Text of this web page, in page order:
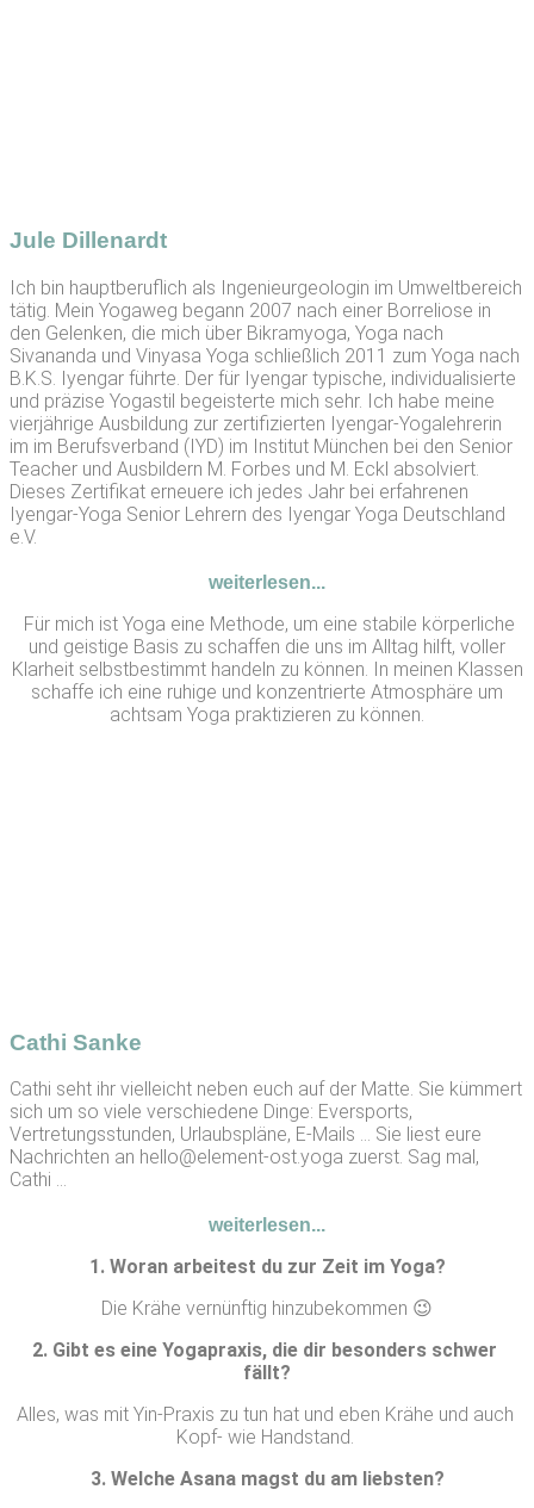
Jule Dillenardt
Ich bin hauptberuflich als Ingenieurgeologin im Umweltbereich
tätig. Mein Yogaweg begann 2007 nach einer Borreliose in
den Gelenken, die mich über Bikramyoga, Yoga nach
Sivananda und Vinyasa Yoga schließlich 2011 zum Yoga nach
B.K.S. Iyengar führte. Der für Iyengar typische, individualisierte
und präzise Yogastil begeisterte mich sehr. Ich habe meine
vierjährige Ausbildung zur zertifizierten Iyengar-Yogalehrerin
im im Berufsverband (IYD) im Institut München bei den Senior
Teacher und Ausbildern M. Forbes und M. Eckl absolviert.
Dieses Zertifikat erneuere ich jedes Jahr bei erfahrenen
Iyengar-Yoga Senior Lehrern des Iyengar Yoga Deutschland
e.V.
weiterlesen...
Für mich ist Yoga eine Methode, um eine stabile körperliche
und geistige Basis zu schaffen die uns im Alltag hilft, voller
Klarheit selbstbestimmt handeln zu können. In meinen Klassen
schaffe ich eine ruhige und konzentrierte Atmosphäre um
achtsam Yoga praktizieren zu können.
Cathi Sanke
Cathi seht ihr vielleicht neben euch auf der Matte. Sie kümmert
sich um so viele verschiedene Dinge: Eversports,
Vertretungsstunden, Urlaubspläne, E-Mails ... Sie liest eure
Nachrichten an hello@element-ost.yoga zuerst. Sag mal,
Cathi ...
weiterlesen...
1. Woran arbeitest du zur Zeit im Yoga?
Die Krähe vernünftig hinzubekommen 😉
2. Gibt es eine Yogapraxis, die dir besonders schwer
fällt?
Alles, was mit Yin-Praxis zu tun hat und eben Krähe und auch
Kopf- wie Handstand.
3. Welche Asana magst du am liebsten?